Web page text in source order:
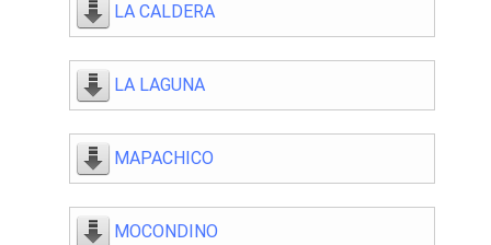
LA CALDERA
LA LAGUNA
MAPACHICO
MOCONDINO